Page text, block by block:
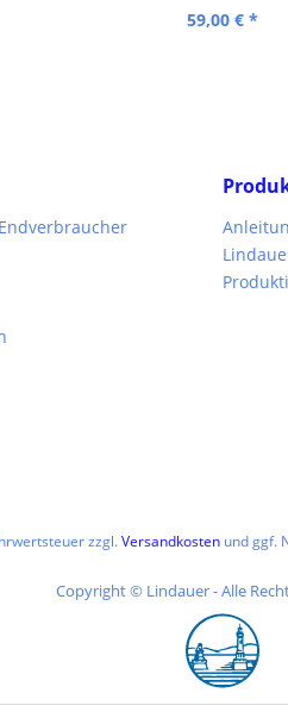
59,00 € *
zzgl.Versandkostenund ggf.
Copyright © Lindauer - Alle